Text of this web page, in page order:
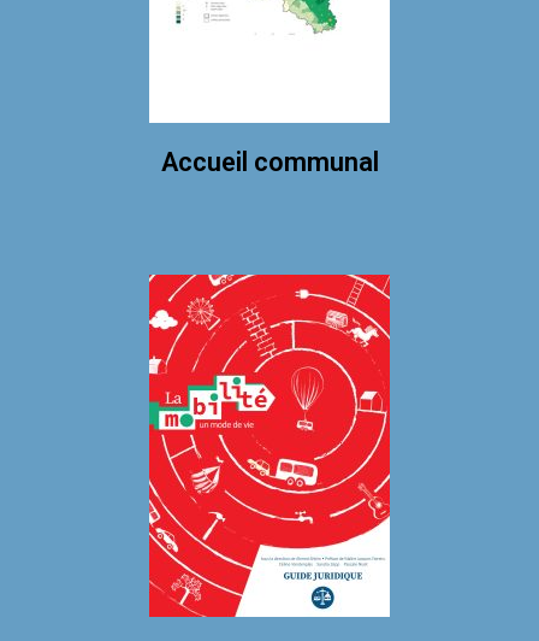
Accueil communal